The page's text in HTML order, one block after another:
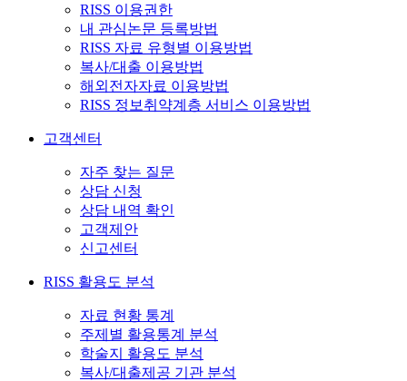
RISS 이용권한
내 관심논문 등록방법
RISS 자료 유형별 이용방법
복사/대출 이용방법
해외전자자료 이용방법
RISS 정보취약계층 서비스 이용방법
고객센터
자주 찾는 질문
상담 신청
상담 내역 확인
고객제안
신고센터
RISS 활용도 분석
자료 현황 통계
주제별 활용통계 분석
학술지 활용도 분석
복사/대출제공 기관 분석